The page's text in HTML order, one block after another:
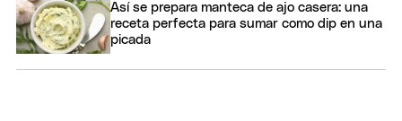
Así se prepara manteca de ajo casera: una
receta perfecta para sumar como dip en una
picada